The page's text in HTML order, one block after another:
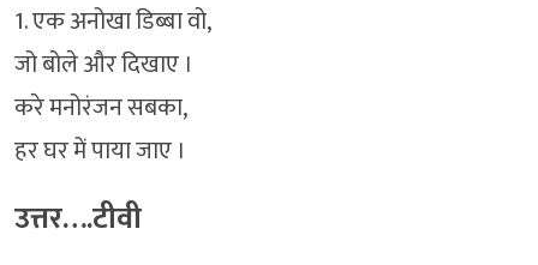
1. एक अनोखा डिब्बा वो,
जो बोले और दिखाए ।
करे मनोरंजन सबका,
हर घर में पाया जाए ।
उत्तर….टीवी